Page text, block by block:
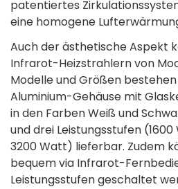
patentiertes
eine homogene
Auch der ästhetische Aspekt
Infrarot-Heizstrahlern von
Modelle und Größen
Aluminium-Gehäuse mit
in den Farben Weiß und
und drei Leistungsstufen
3200 Watt) lieferbar. Zudem
bequem via Infrarot-
Leistungsstufen geschaltet